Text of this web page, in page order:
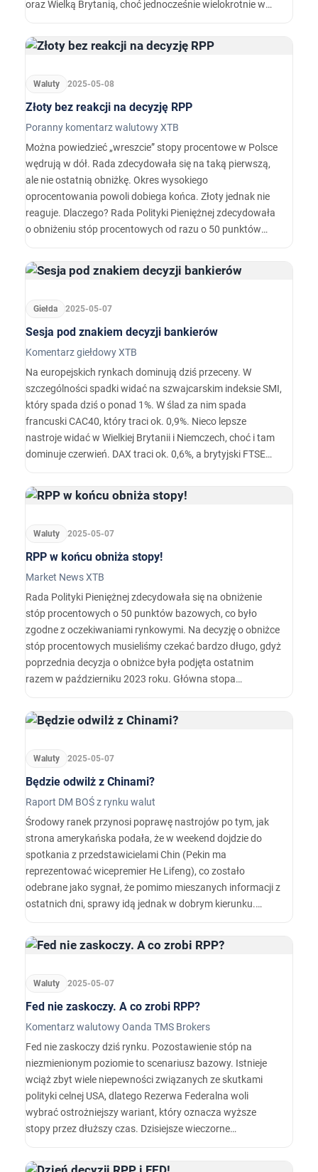
oraz Wielką Brytanią, choć jednocześnie wielokrotnie w
skłonność do obniżania stawek celnych. Co to znaczy dla
rynku, a w szczególności dla amerykańskiego dolara?
Waluty 2025-05-08
Złoty bez reakcji na decyzję RPP
Poranny komentarz walutowy XTB
Można powiedzieć „wreszcie” stopy procentowe w Polsce
wędrują w dół. Rada zdecydowała się na taką pierwszą,
ale nie ostatnią obniżkę. Okres wysokiego
oprocentowania powoli dobiega końca. Złoty jednak nie
reaguje. Dlaczego? Rada Polityki Pieniężnej zdecydowała
o obniżeniu stóp procentowych od razu o 50 punktów
z 5,75 na 5,25%.
Giełda 2025-05-07
Sesja pod znakiem decyzji bankierów
Komentarz giełdowy XTB
Na europejskich rynkach dominują dziś przeceny. W
szczególności spadki widać na szwajcarskim indeksie SMI,
który spada dziś o ponad 1%. W ślad za nim spada
francuski CAC40, który traci ok. 0,9%. Nieco lepsze
nastroje widać w Wielkiej Brytanii i Niemczech, choć i tam
dominuje czerwień. DAX traci ok. 0,6%, a brytyjski FTSE
Waluty 2025-05-07
RPP w końcu obniża stopy!
Market News XTB
Rada Polityki Pieniężnej zdecydowała się na obniżenie
stóp procentowych o 50 punktów bazowych, co było
zgodne z oczekiwaniami rynkowymi. Na decyzję o obniżce
stóp procentowych musieliśmy czekać bardzo długo, gdyż
poprzednia decyzja o obniżce była podjęta ostatnim
razem w październiku 2023 roku. Główna stopa
poziomu 5,25%. Co stało za dzisiejszą decyzją?
Waluty 2025-05-07
Będzie odwilż z Chinami?
Raport DM BOŚ z rynku walut
Środowy ranek przynosi poprawę nastrojów po tym, jak
strona amerykańska podała, że w weekend dojdzie do
spotkania z przedstawicielami Chin (Pekin ma
reprezentować wicepremier He Lifeng), co zostało
odebrane jako sygnał, że pomimo mieszanych informacji z
ostatnich dni, sprawy idą jednak w dobrym kierunku.
reprezentowani głównie przez Scotta Bessenta
(Sekretarza Skarbu) i Jamiesona Greera (przedstawiciela
Waluty 2025-05-07
Fed nie zaskoczy. A co zrobi RPP?
Komentarz walutowy Oanda TMS Brokers
Fed nie zaskoczy dziś rynku. Pozostawienie stóp na
niezmienionym poziomie to scenariusz bazowy. Istnieje
wciąż zbyt wiele niepewności związanych ze skutkami
polityki celnej USA, dlatego Rezerwa Federalna woli
wybrać ostrożniejszy wariant, który oznacza wyższe
stopy przez dłuższy czas. Dzisiejsze wieczorne
dolara amerykańskiego.